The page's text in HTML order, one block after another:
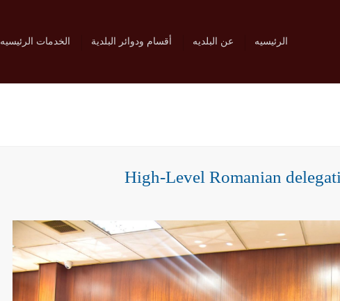
الرئيسيه عن البلديه أقسام ودوائر البلدية الخدمات الرئيسيه
High-Level Romanian